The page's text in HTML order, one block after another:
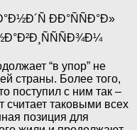
“в упор” не
страны. Более того,
поступил с ним так –
считает таковыми всех
позиция для